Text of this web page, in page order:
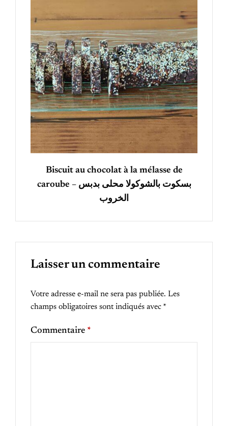
Biscuit au chocolat à la mélasse de
caroube – بسكوت بالشوكولا محلى بدبس
الخروب
Laisser un commentaire
Votre adresse e-mail ne sera pas publiée. Les
champs obligatoires sont indiqués avec *
Commentaire *